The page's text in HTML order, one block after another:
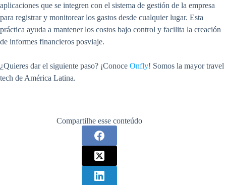
aplicaciones que se integren con el sistema de gestión de la empresa
para registrar y monitorear los gastos desde cualquier lugar. Esta
práctica ayuda a mantener los costos bajo control y facilita la creación
de informes financieros posviaje.
¿Quieres dar el siguiente paso? ¡Conoce Onfly! Somos la mayor travel
tech de América Latina.
Compartilhe esse conteúdo